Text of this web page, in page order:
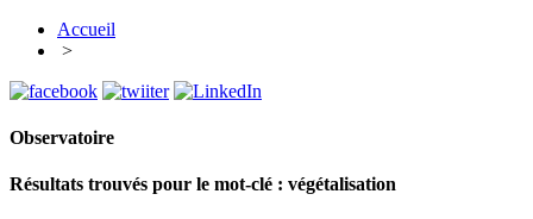
Accueil
>
Observatoire
Résultats trouvés pour le mot-clé : végétalisation